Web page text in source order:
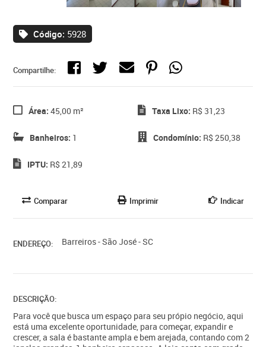
Código: 5928
Compartilhe:
Área: 45,00 m²
Banheiros: 1
IPTU: R$ 21,89
Taxa Lixo: R$ 31,23
Condomínio: R$ 250,38
Comparar Imprimir Indicar
ENDEREÇO: Barreiros - São José - SC
DESCRIÇÃO:
Para você que busca um espaço para seu própio negócio, aqui
está uma excelente oportunidade, para começar, expandir e
crescer, a sala é bastante ampla e bem arejada, contando com 2